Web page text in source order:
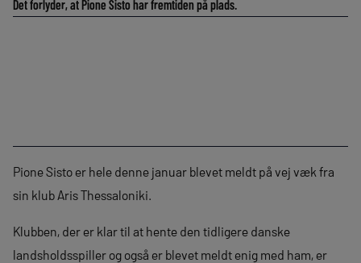
Det forlyder, at Pione Sisto har fremtiden på plads.
Pione Sisto er hele denne januar blevet meldt på vej væk fra
sin klub Aris Thessaloniki.
Klubben, der er klar til at hente den tidligere danske
landsholdsspiller og også er blevet meldt enig med ham, er